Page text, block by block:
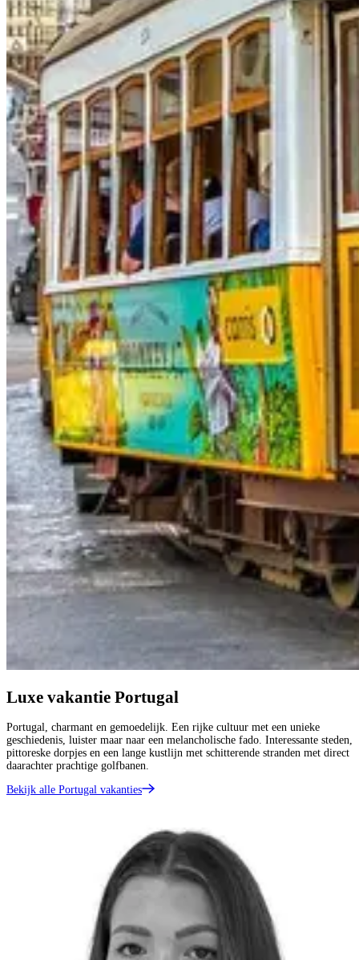
Luxe vakantie Portugal
Portugal, charmant en gemoedelijk. Een rijke cultuur met een unieke
geschiedenis, luister maar naar een melancholische fado. Interessante steden,
pittoreske dorpjes en een lange kustlijn met schitterende stranden met direct
daarachter prachtige golfbanen.
Bekijk alle Portugal vakanties